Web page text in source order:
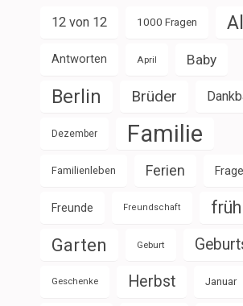
12 von 12 1000 Fragen
Antworten April Baby
Berlin Brüder
Dezember Familie
Familienleben Ferien
Freunde Freundschaft
Garten Geburt
Geschenke Herbst Januar